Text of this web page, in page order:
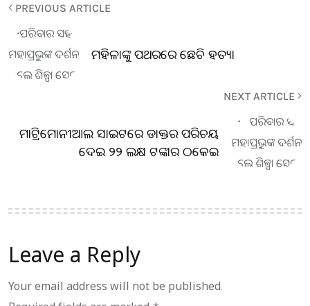
PREVIOUS ARTICLE
ମହିଳାଙ୍କୁ ପଥରରେ ଛେଚି ହତ୍ୟା
NEXT ARTICLE
ମାଟ୍ରିମୋନୀଆଲ ସାଇଟରେ ଡାକ୍ତର ପରିଚୟ
ଦେଇ ୨୨ ଲକ୍ଷ ଟଙ୍କାର ଠକେଇ
Leave a Reply
Your email address will not be published.